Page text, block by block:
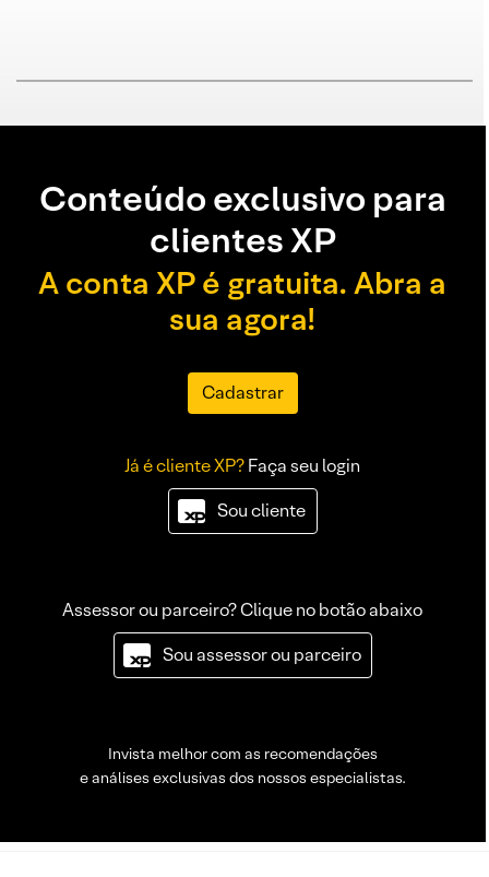
Conteúdo exclusivo para
clientes XP
A conta XP é gratuita. Abra a
sua agora!
Cadastrar
Já é cliente XP?Faça seu login
Sou cliente
Assessor ou parceiro? Clique no botão abaixo
Sou assessor ou parceiro
Invista melhor com as recomendações
e análises exclusivas dos nossos especialistas.